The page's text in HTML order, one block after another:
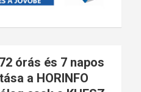
órás és 7 napos
a HORINFO